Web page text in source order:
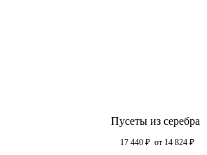
Пусеты из серебра
17 440 ₽ от 14 824 ₽